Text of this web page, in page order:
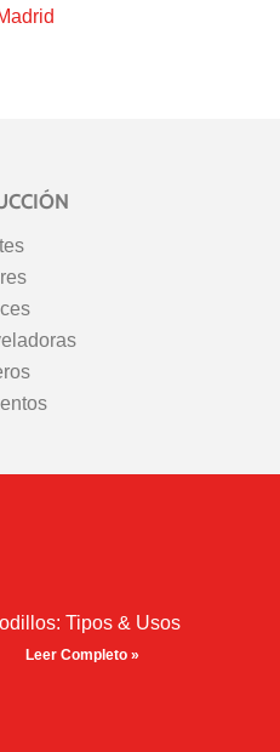
Tipos & Usos
Leer Completo »